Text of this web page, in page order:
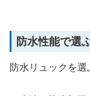
防水性能で選
防水リュックを選